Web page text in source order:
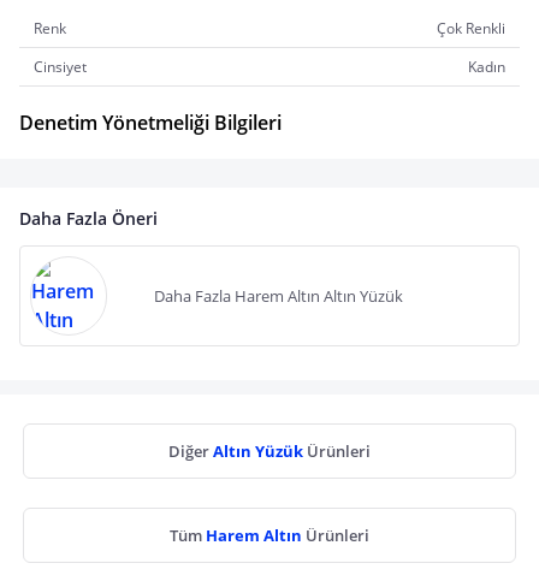
Renk
Çok Renkli
Cinsiyet
Kadın
Denetim Yönetmeliği Bilgileri
Daha Fazla Öneri
Daha Fazla Harem Altın Altın Yüzük
DiğerAltın Yüzük Ürünleri
Tüm Harem Altın Ürünleri